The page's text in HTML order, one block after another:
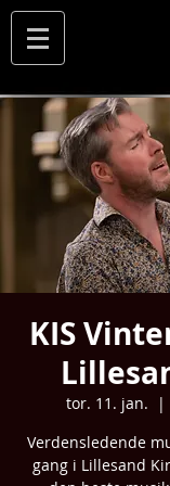
KIS
tor. 11. jan.
  |
Verdensledende
gang i Lillesand